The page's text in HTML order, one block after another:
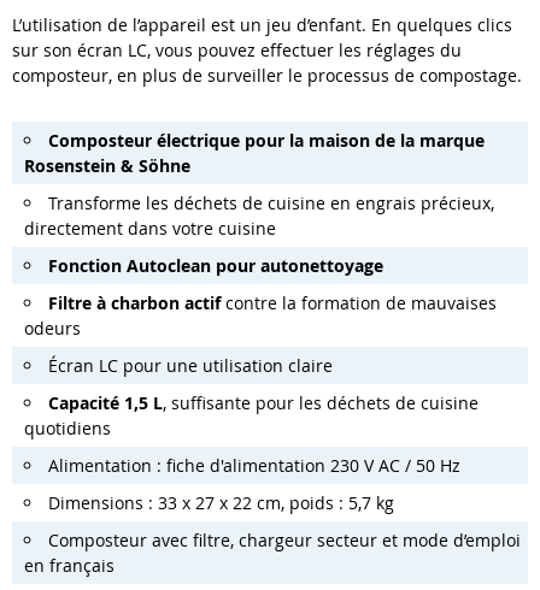
L’utilisation de l’appareil est un jeu d’enfant. En quelques clics
sur son écran LC, vous pouvez effectuer les réglages du
composteur, en plus de surveiller le processus de compostage.
Composteur électrique pour la maison de la marque
Rosenstein & Söhne
Transforme les déchets de cuisine en engrais précieux,
directement dans votre cuisine
Fonction Autoclean pour autonettoyage
Filtre à charbon actifcontre la formation de mauvaises
odeurs
Écran LC pour une utilisation claire
Capacité 1,5 L, suffisante pour les déchets de cuisine
quotidiens
Alimentation : fiche d'alimentation 230 V AC / 50 Hz
Dimensions : 33 x 27 x 22 cm, poids : 5,7 kg
Composteur avec filtre, chargeur secteur et mode d’emploi
en français